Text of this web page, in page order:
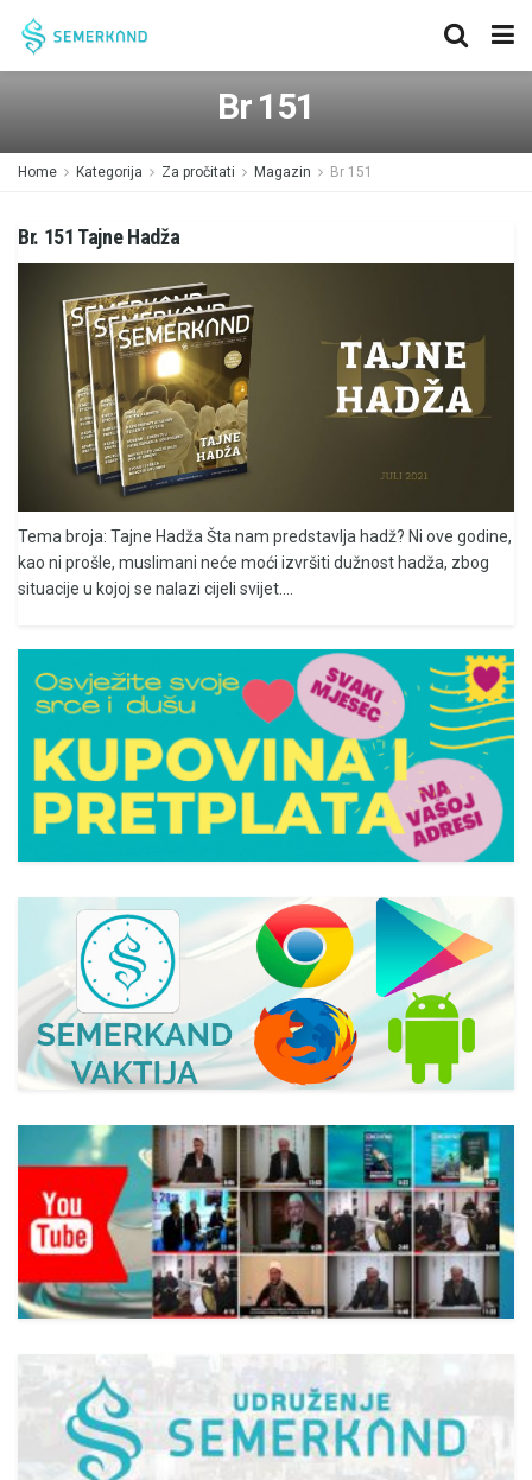
Br 151
Home Kategorija Za pročitati Magazin Br 151
Br. 151 Tajne Hadža
Tema broja: Tajne Hadža Šta nam predstavlja hadž? Ni ove godine,
kao ni prošle, muslimani neće moći izvršiti dužnost hadža, zbog
situacije u kojoj se nalazi cijeli svijet....